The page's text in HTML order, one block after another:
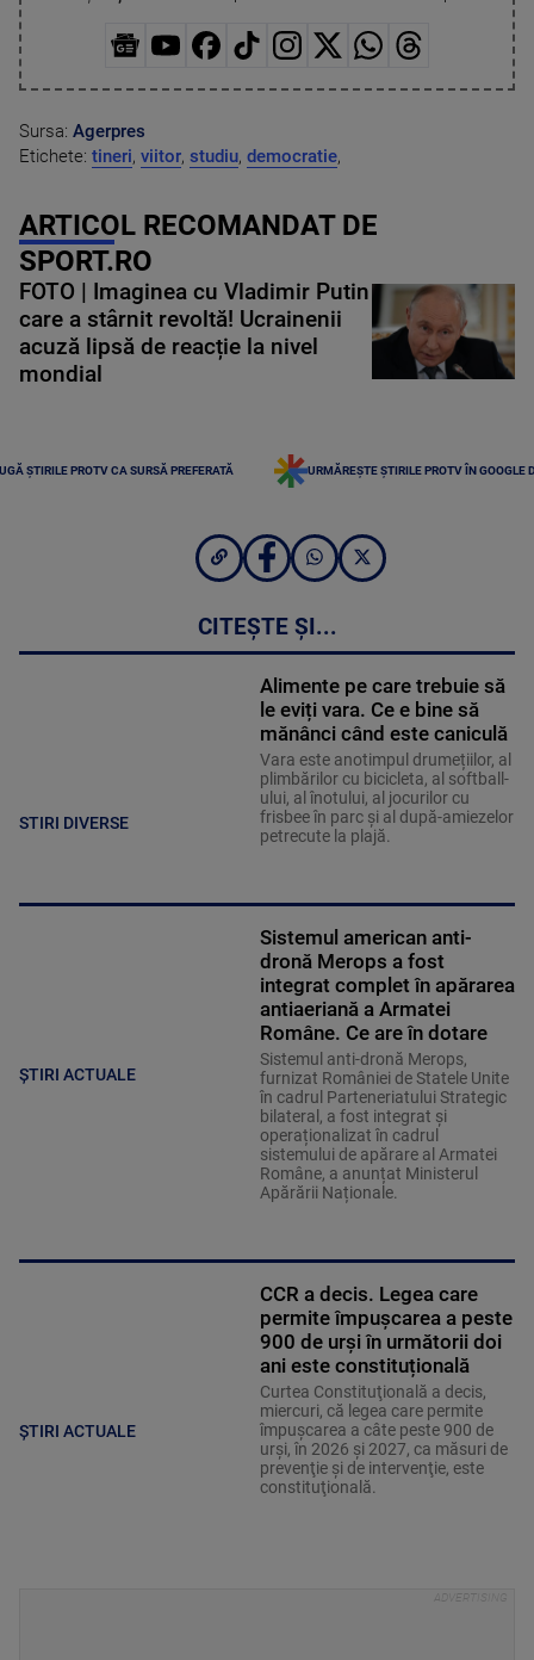
Sursa: Agerpres
Etichete: tineri, viitor, studiu, democratie,
ARTICOL RECOMANDAT DE
SPORT.RO
FOTO | Imaginea cu Vladimir Putin
care a stârnit revoltă! Ucrainenii
acuză lipsă de reacție la nivel
mondial
ȘTIRILE PROTV CA SURSĂ PREFERATĂ URMĂREȘTE ȘTIRILE PROTV ÎN GOOGLE
CITEȘTE ȘI...
STIRI DIVERSE
Alimente pe care trebuie să
le eviți vara. Ce e bine să
mănânci când este caniculă
Vara este anotimpul drumețiilor, al
plimbărilor cu bicicleta, al softball-
ului, al înotului, al jocurilor cu
frisbee în parc și al după-amiezelor
petrecute la plajă.
ȘTIRI ACTUALE
Sistemul american anti-
dronă Merops a fost
integrat complet în apărarea
antiaeriană a Armatei
Române. Ce are în dotare
Sistemul anti-dronă Merops,
furnizat României de Statele Unite
în cadrul Parteneriatului Strategic
bilateral, a fost integrat și
operaționalizat în cadrul
sistemului de apărare al Armatei
Române, a anunțat Ministerul
Apărării Naționale.
ȘTIRI ACTUALE
CCR a decis. Legea care
permite împuşcarea a peste
900 de urşi în următorii doi
ani este constituțională
Curtea Constituţională a decis,
miercuri, că legea care permite
împuşcarea a câte peste 900 de
urşi, în 2026 şi 2027, ca măsuri de
prevenţie şi de intervenţie, este
constituţională.